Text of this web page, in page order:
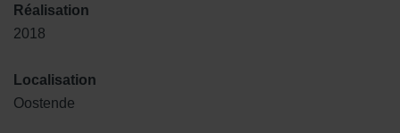
Réalisation
2018
Localisation
Oostende